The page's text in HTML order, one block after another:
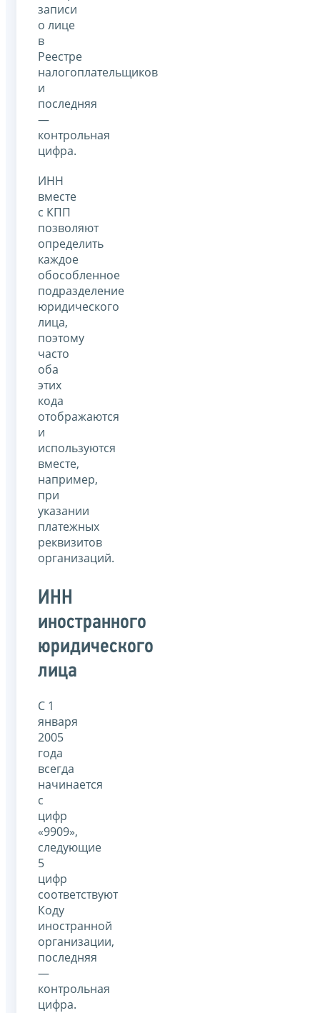
записи
о лице
в
Реестре
налогоплательщиков
и
последняя
—
контрольная
цифра.
ИНН
вместе
с КПП
позволяют
определить
каждое
обособленное
подразделение
юридического
лица,
поэтому
часто
оба
этих
кода
отображаются
и
используются
вместе,
например,
при
указании
платежных
реквизитов
организаций.
ИНН
иностранного
юридического
лица
C 1
января
2005
года
всегда
начинается
с
цифр
«9909»,
следующие
5
цифр
соответствуют
Коду
иностранной
организации,
последняя
—
контрольная
цифра.